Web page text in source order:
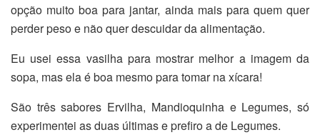
opção muito boa para jantar, ainda mais para quem quer
perder peso e não quer descuidar da alimentação.
Eu usei essa vasilha para mostrar melhor a imagem da
sopa, mas ela é boa mesmo para tomar na xícara!
São três sabores Ervilha, Mandioquinha e Legumes, só
experimentei as duas últimas e prefiro a de Legumes.